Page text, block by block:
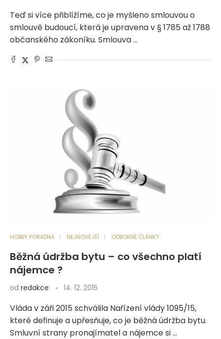
Teď si více přiblížíme, co je myšleno smlouvou o
smlouvě budoucí, která je upravena v § 1785 až 1788
občanského zákoníku. Smlouva …
HOBBY PORADNA NEJNOVĚJŠÍ ODBORNÉ ČLÁNKY
Běžná údržba bytu – co všechno platí
nájemce ?
od redakce 14. 12. 2015
Vláda v záři 2015 schválila Nařízení vlády 1095/15,
které definuje a upřesňuje, co je běžná údržba bytu.
Smluvní strany pronajímatel a nájemce si …